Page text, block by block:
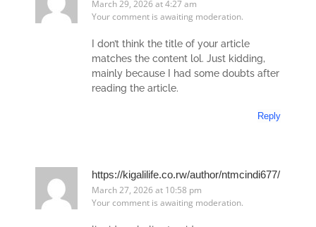
March 29, 2026 at 4:27 am
Your comment is awaiting moderation.
I don’t think the title of your article
matches the content lol. Just kidding,
mainly because I had some doubts after
reading the article.
Reply
https://kigalilife.co.rw/author/ntmcindi677/
March 27, 2026 at 10:58 pm
Your comment is awaiting moderation.